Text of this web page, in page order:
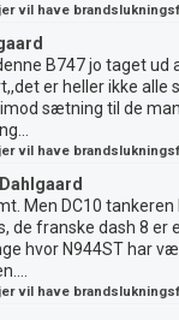
vil have
B747 jo taget ud
er heller ikke alle
sætning til de
vil have
Men DC10 tankeren
de franske dash 8 er
hvor N944ST har
vil have